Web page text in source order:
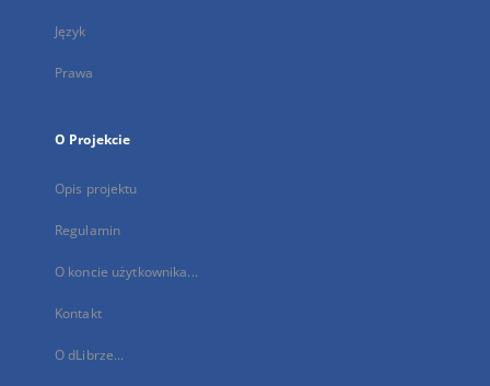
Język
Prawa
O Projekcie
Opis projektu
Regulamin
O koncie użytkownika...
Kontakt
O dLibrze...